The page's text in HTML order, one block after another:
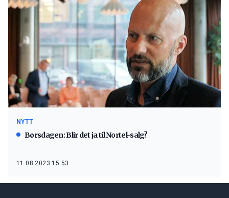
NYTT
Børsdagen: Blir det ja til Nortel-salg?
11.08.2023 15:53